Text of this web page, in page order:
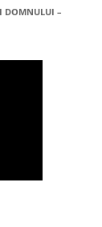
DOMNULUI –